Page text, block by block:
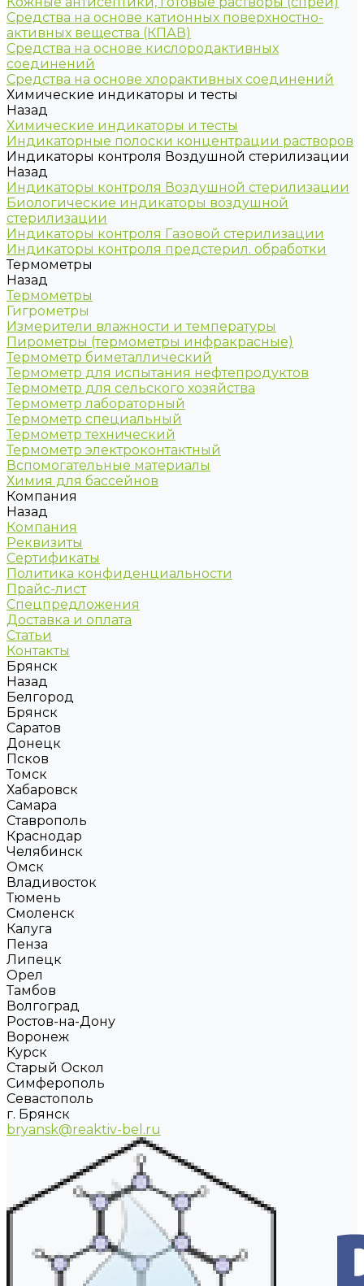
Средства на основе катионных поверхностно-
активных вещества (КПАВ)
Средства на основе кислородактивных
соединений
Средства на основе хлорактивных соединений
Химические индикаторы и тесты
Назад
Химические индикаторы и тесты
Индикаторные полоски концентрации растворов
Индикаторы контроля Воздушной стерилизации
Назад
Индикаторы контроля Воздушной стерилизации
Биологические индикаторы воздушной
стерилизации
Индикаторы контроля Газовой стерилизации
Индикаторы контроля предстерил. обработки
Термометры
Назад
Термометры
Гигрометры
Измерители влажности и температуры
Пирометры (термометры инфракрасные)
Термометр биметаллический
Термометр для испытания нефтепродуктов
Термометр для сельского хозяйства
Термометр лабораторный
Термометр специальный
Термометр технический
Термометр электроконтактный
Вспомогательные материалы
Химия для бассейнов
Компания
Назад
Компания
Реквизиты
Сертификаты
Политика конфиденциальности
Прайс-лист
Спецпредложения
Доставка и оплата
Статьи
Контакты
Брянск
Назад
Белгород
Брянск
Саратов
Донецк
Псков
Томск
Хабаровск
Самара
Ставрополь
Краснодар
Челябинск
Омск
Владивосток
Тюмень
Смоленск
Калуга
Пенза
Липецк
Орел
Тамбов
Волгоград
Ростов-на-Дону
Воронеж
Курск
Старый Оскол
Симферополь
Севастополь
г. Брянск
bryansk@reaktiv-bel.ru